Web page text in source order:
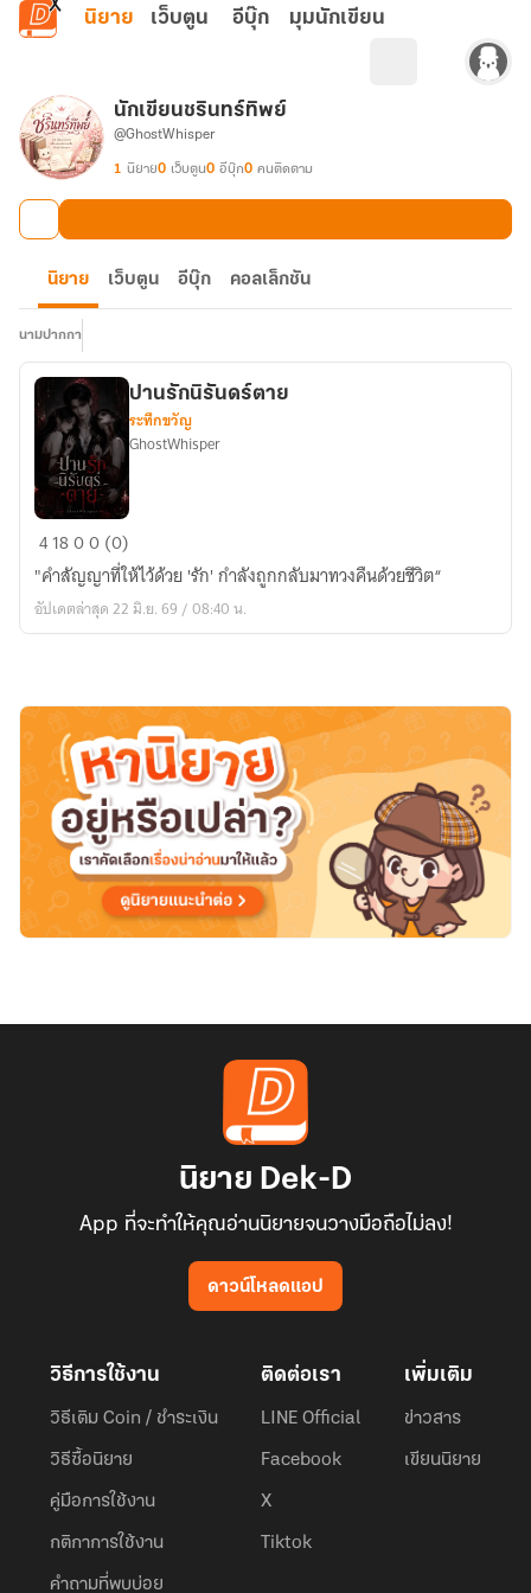
ข้ามไปยังเนื้อหาหลัก
นิยาย เว็บตูน อีบุ๊ก มุมนักเขียน
นักเขียนชรินทร์ทิพย์
@GhostWhisper
1 นิยาย0 เว็บตูน0 อีบุ๊ก0 คนติดตาม
นิยาย เว็บตูน อีบุ๊ก คอลเล็กชัน
นามปากกา
ปาน
รัก
นิ
รัน
ปานรักนิรันดร์ตาย
ระทึกขวัญ
GhostWhisper
41800 (0)
"คำสัญญาที่ให้ไว้ด้วย 'รัก' กำลังถูกกลับมาทวงคืนด้วยชีวิต“
อัปเดตล่าสุด 22 มิ.ย. 69 / 08:40 น.
นิยาย Dek-D
App ที่จะทำให้คุณอ่านนิยายจนวางมือถือไม่ลง!
ดาวน์โหลดแอป
วิธีการใช้งาน
วิธีเติม Coin / ชำระเงิน
วิธีซื้อนิยาย
คู่มือการใช้งาน
กติกาการใช้งาน
คำถามที่พบบ่อย
ติดต่อเรา
LINE Official
Facebook
X
Tiktok
เพิ่มเติม
ข่าวสาร
เขียนนิยาย